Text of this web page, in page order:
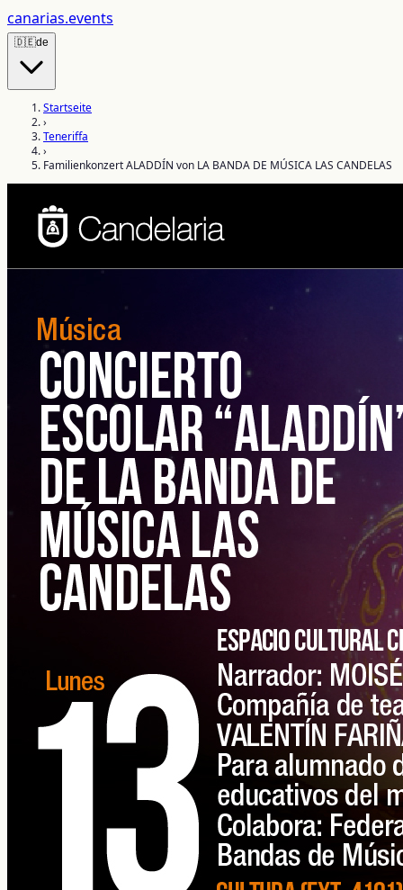
canarias.events
🇩🇪de
Startseite
›
Teneriffa
›
Familienkonzert ALADDÍN von LA BANDA DE MÚSICA LAS CANDELAS